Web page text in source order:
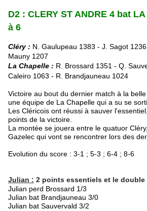
D2 : CLERY ST ANDRE 4 bat
à 6
Cléry : N. Gaulupeau 1383 - J. Sagot
Mauny 1207
La Chapelle : R. Brossard 1351 - Q.
Caleiro 1063 - R. Brandjauneau 1024
Victoire au bout du dernier match à la
une équipe de La Chapelle qui a su se
Les Cléricois ont réussi à sauver
points de la victoire.
La montée se jouera entre le quatuor
Gazelec qui vont se rencontrer lors des
Evolution du score : 3-1 ; 5-3 ; 6-4 ; 8-6
Julian : 2 points essentiels et le double
Julian perd Brossard 1/3
Julian bat Brandjauneau 3/0
Julian bat Sauvervald 3/2